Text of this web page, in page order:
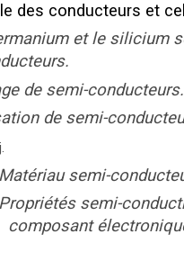
des conducteurs et
et le silicium
de semi-conducteurs.
de semi-
Matériau semi-
Propriétés semi-
composant